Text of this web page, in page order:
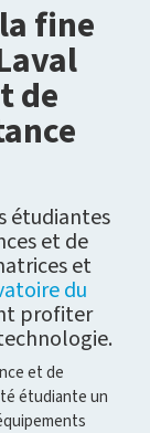
fine
de
étudiantes
et de
et
du
profiter
et de
étudiante un